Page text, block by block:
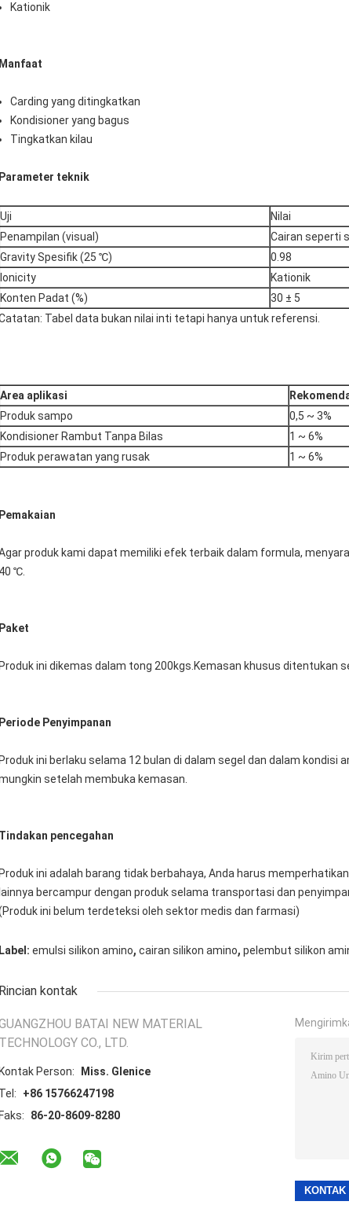
Kationik
Manfaat
Carding yang ditingkatkan
Kondisioner yang bagus
Tingkatkan kilau
Parameter teknik
Uji
Nilai
Penampilan (visual)
Cairan seperti
Gravity Spesifik (25 ℃)
0.98
Ionicity
Kationik
Konten Padat (%)
30 ± 5
Tabel data bukan nilai inti tetapi hanya untuk referensi.
Area aplikasi
Produk sampo
0,5 ~ 3%
Kondisioner Rambut Tanpa Bilas
1 ~ 6%
Produk perawatan yang rusak
1 ~ 6%
Pemakaian
produk kami dapat memiliki efek terbaik dalam formula,
40 ℃.
Paket
Produk ini dikemas dalam tong 200kgs.Kemasan khusus ditentukan
Periode Penyimpanan
Produk ini berlaku selama 12 bulan di dalam segel dan dalam
setelah membuka kemasan.
Tindakan pencegahan
Produk ini adalah barang tidak berbahaya, Anda harus
lainnya bercampur dengan produk selama transportasi dan
ini belum terdeteksi oleh sektor medis dan farmasi)
Label: emulsi silikon amino, cairan silikon amino, pelembut silikon
Rincian kontak
BATAI NEW MATERIAL
TECHNOLOGY CO., LTD.
Kontak Person:
Miss. Glenice
Tel:
+86 15766247198
Faks:
86-20-8609-8280